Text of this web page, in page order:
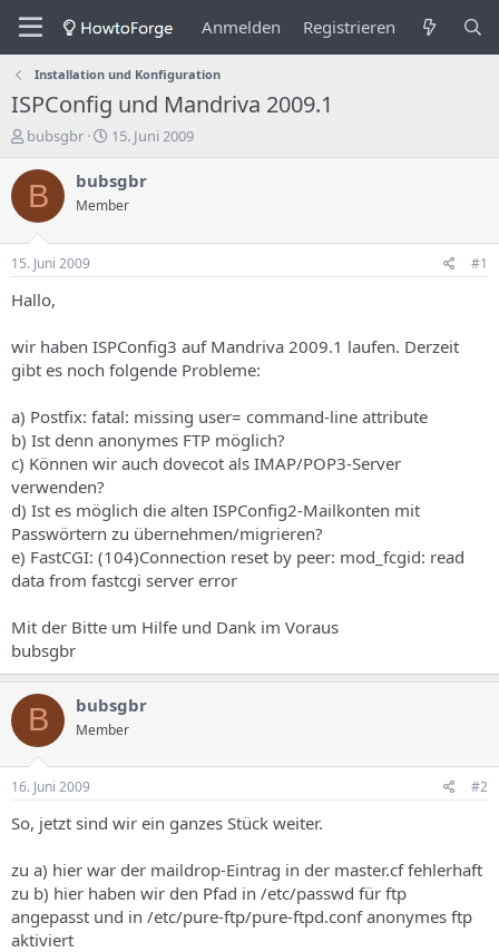
Anmelden Registrieren
Installation und Konfiguration
ISPConfig und Mandriva 2009.1
E
s
e
e
r
s
T
e
m
a
s
bubsgbr
E
s
e
d
a
u
m
15. Juni 2009
B bubsgbr
Member
15. Juni 2009 #1
Hallo,
wir haben ISPConfig3 auf Mandriva 2009.1 laufen. Derzeit
gibt es noch folgende Probleme:
a) Postfix: fatal: missing user= command-line attribute
b) Ist denn anonymes FTP möglich?
c) Können wir auch dovecot als IMAP/POP3-Server
verwenden?
d) Ist es möglich die alten ISPConfig2-Mailkonten mit
Passwörtern zu übernehmen/migrieren?
e) FastCGI: (104)Connection reset by peer: mod_fcgid: read
data from fastcgi server error
Mit der Bitte um Hilfe und Dank im Voraus
bubsgbr
B bubsgbr
Member
16. Juni 2009 #2
So, jetzt sind wir ein ganzes Stück weiter.
zu a) hier war der maildrop-Eintrag in der master.cf fehlerhaft
zu b) hier haben wir den Pfad in /etc/passwd für ftp
angepasst und in /etc/pure-ftp/pure-ftpd.conf anonymes ftp
aktiviert